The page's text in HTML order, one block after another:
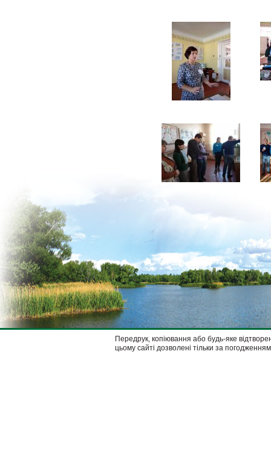
Передрук, копіювання або будь-яке
цьому сайті дозволені тільки за